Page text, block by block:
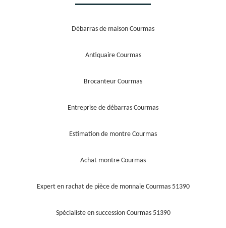
Débarras de maison Courmas
Antiquaire Courmas
Brocanteur Courmas
Entreprise de débarras Courmas
Estimation de montre Courmas
Achat montre Courmas
Expert en rachat de pièce de monnaie Courmas 51390
Spécialiste en succession Courmas 51390